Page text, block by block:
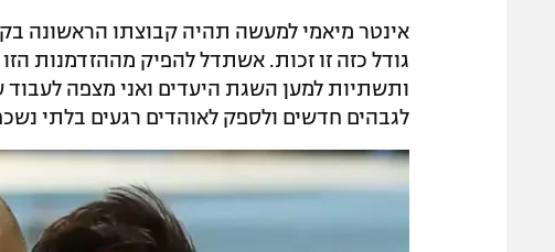
אינטר מיאמי למעשה תהיה קבוצתו הראשונה
גודל כזה זו זכות. אשתדל להפיק מההזדמנות
ותשתיות למען השגת היעדים ואני מצפה לעבוד
לגבהים חדשים ולספק לאוהדים רגעים בלתי